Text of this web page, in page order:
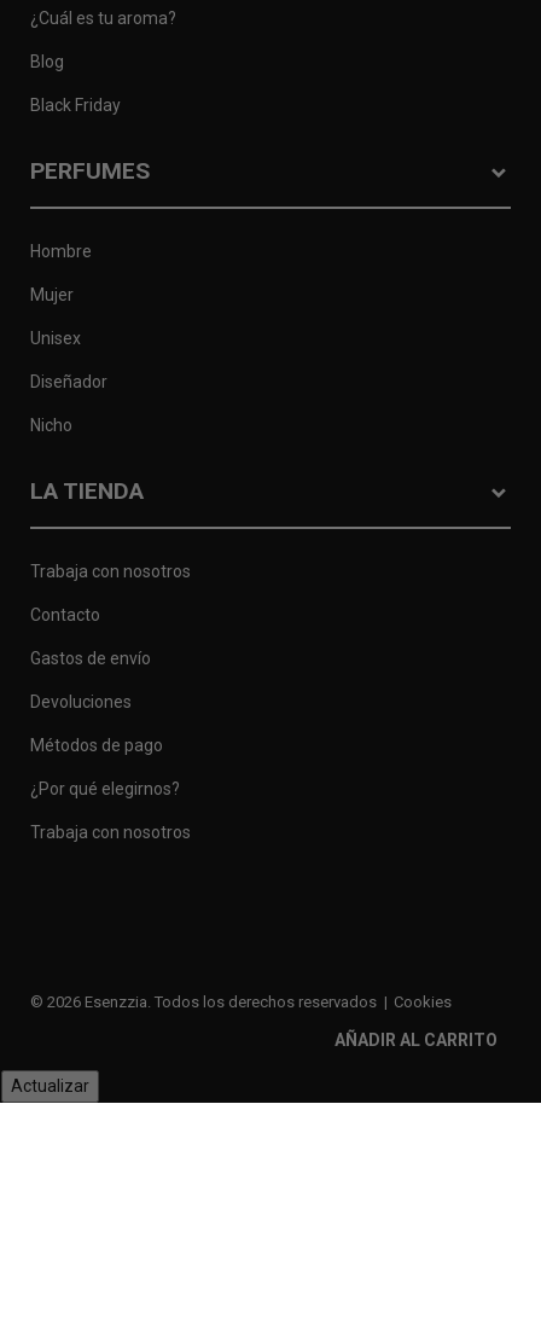
AÑADIR AL CARRITO
¿Cuál es tu aroma?
Blog
Black Friday
PERFUMES
Hombre
Mujer
Unisex
Diseñador
Nicho
LA TIENDA
Trabaja con nosotros
Contacto
Gastos de envío
Devoluciones
Métodos de pago
¿Por qué elegirnos?
Trabaja con nosotros
© 2026 Esenzzia. Todos los derechos reservados
Cookies